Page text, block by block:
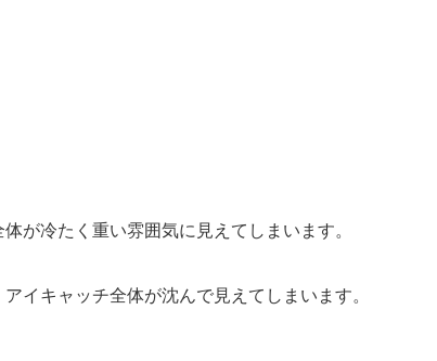
が冷たく重い雰囲気に見えてしまいます。
イキャッチ全体が沈んで見えてしまいます。